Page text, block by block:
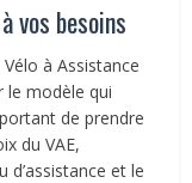
vos besoins
à Assistance
le modèle qui
de prendre
du VAE,
et le